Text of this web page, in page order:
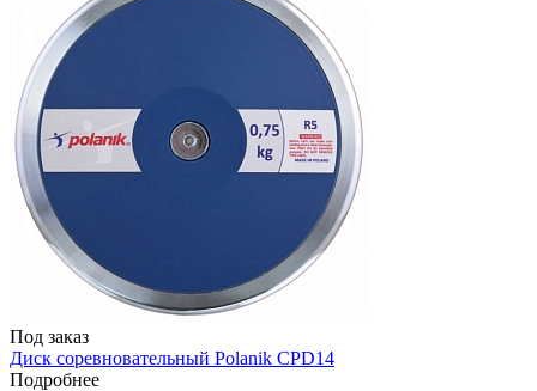
Под заказ
Диск соревновательный Polanik CPD14
Подробнее